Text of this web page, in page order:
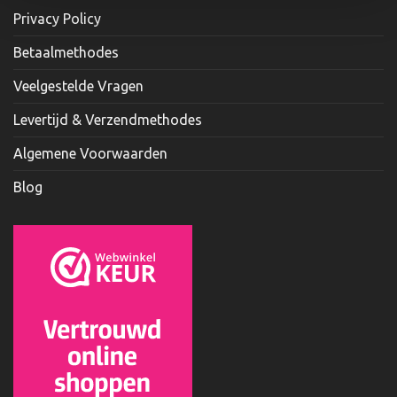
Privacy Policy
Betaalmethodes
Veelgestelde Vragen
Levertijd & Verzendmethodes
Algemene Voorwaarden
Blog